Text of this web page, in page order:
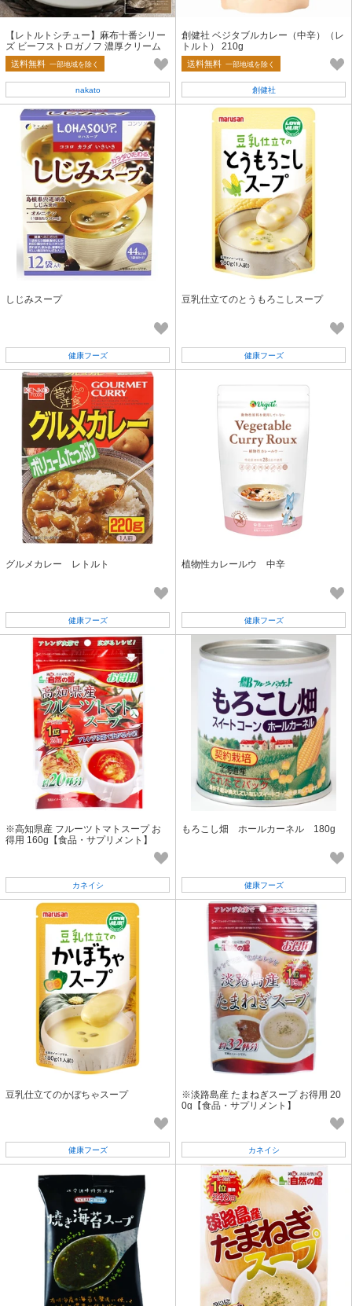
【レトルトシチュー】麻布十番シリー
ズ ビーフストロガノフ 濃厚クリーム
仕立て（190g）
送料無料 一部地域を除く
nakato
創健社 ベジタブルカレー（中辛）（レ
トルト） 210g
送料無料 一部地域を除く
創健社
しじみスープ
健康フーズ
豆乳仕立てのとうもろこしスープ
健康フーズ
グルメカレー レトルト
健康フーズ
植物性カレールウ 中辛
健康フーズ
※高知県産 フルーツトマトスープ お
得用 160g【食品・サプリメント】
カネイシ
もろこし畑 ホールカーネル 180g
健康フーズ
豆乳仕立てのかぼちゃスープ
健康フーズ
※淡路島産 たまねぎスープ お得用 20
0g【食品・サプリメント】
カネイシ